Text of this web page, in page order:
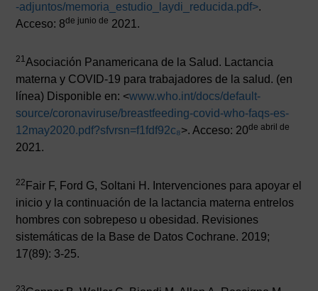
-adjuntos/memoria_estudio_laydi_reducida.pdf>.
Acceso: 8de junio de 2021.
21Asociación Panamericana de la Salud. Lactancia
materna y COVID-19 para trabajadores de la salud. (en
línea) Disponible en: <www.who.int/docs/default-
source/coronaviruse/breastfeeding-covid-who-faqs-es-
12may2020.pdf?sfvrsn=f1fdf92c₈>. Acceso: 20de abril de
2021.
22 Fair F, Ford G, Soltani H. Intervenciones para apoyar el
inicio y la continuación de la lactancia materna entrelos
hombres con sobrepeso u obesidad. Revisiones
sistemáticas de la Base de Datos Cochrane. 2019;
17(89): 3-25.
23